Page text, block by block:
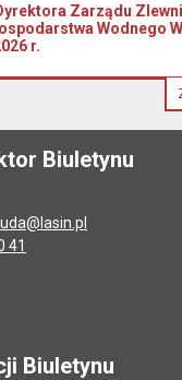
Zarządu
Wodnego
r.
Biuletynu
41
Biuletynu